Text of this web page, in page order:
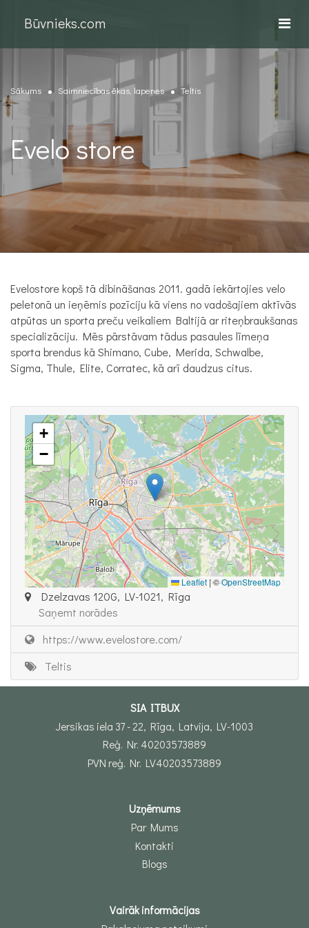
Būvnieks.com
Sākums Saimniecības ēkas, lapenes Teltis
Evelo store
Evelostore kopš tā dibināšanas 2011. gadā iekārtojies velo
peletonā un ieņēmis pozīciju kā viens no vadošajiem aktīvās
atpūtas un sporta preču veikaliem Baltijā ar riteņbraukšanas
specializāciju. Mēs pārstāvam tādus pasaules līmeņa
sporta brendus kā Shimano, Cube, Merida, Schwalbe,
Sigma, Thule, Elite, Corratec, kā arī daudzus citus.
+
−
Leaflet |©OpenStreetMap
Dzelzavas 120G, LV-1021, Rīga
Saņemt norādes
https://www.evelostore.com/
Teltis
SIA ITBUX
Jersikas iela 37 - 22, Rīga, Latvija, LV-1003
Reģ. Nr. 40203573889
PVN reģ. Nr. LV40203573889
Uzņēmums
Par Mums
Kontakti
Blogs
Vairāk informācijas